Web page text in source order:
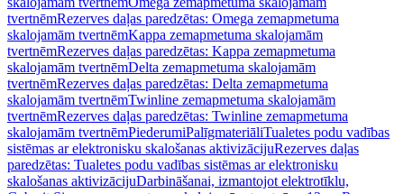
tvertnēmRezerves daļas paredzētas: Omega zemapmetuma
skalojamām tvertnēmKappa zemapmetuma skalojamām
tvertnēmRezerves daļas paredzētas: Kappa zemapmetuma
skalojamām tvertnēmDelta zemapmetuma skalojamām
tvertnēmRezerves daļas paredzētas: Delta zemapmetuma
skalojamām tvertnēmTwinline zemapmetuma skalojamām
tvertnēmRezerves daļas paredzētas: Twinline zemapmetuma
skalojamām tvertnēmPiederumiPalīgmateriāliTualetes podu vadības
sistēmas ar elektronisku skalošanas aktivizācijuRezerves daļas
paredzētas: Tualetes podu vadības sistēmas ar elektronisku
skalošanas aktivizācijuDarbināšanai, izmantojot elektrotīklu,